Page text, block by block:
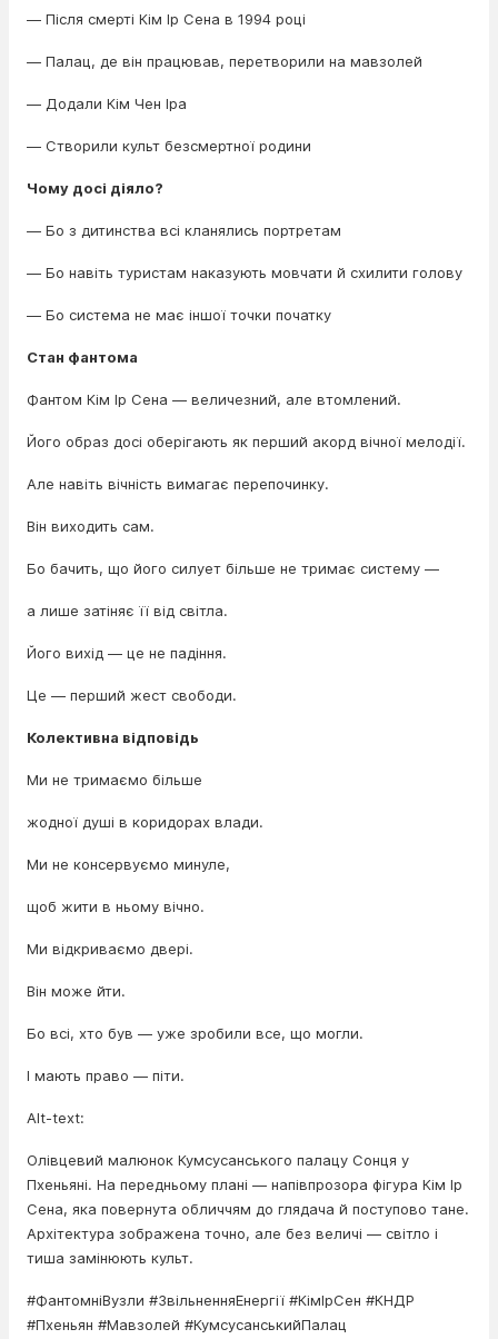
— Після смерті Кім Ір Сена в 1994 році
— Палац, де він працював, перетворили на мавзолей
— Додали Кім Чен Іра
— Створили культ безсмертної родини
Чому досі діяло?
— Бо з дитинства всі кланялись портретам
— Бо навіть туристам наказують мовчати й схилити голову
— Бо система не має іншої точки початку
Стан фантома
Фантом Кім Ір Сена — величезний, але втомлений.
Його образ досі оберігають як перший акорд вічної мелодії.
Але навіть вічність вимагає перепочинку.
Він виходить сам.
Бо бачить, що його силует більше не тримає систему —
а лише затіняє її від світла.
Його вихід — це не падіння.
Це — перший жест свободи.
Колективна відповідь
Ми не тримаємо більше
жодної душі в коридорах влади.
Ми не консервуємо минуле,
щоб жити в ньому вічно.
Ми відкриваємо двері.
Він може йти.
Бо всі, хто був — уже зробили все, що могли.
І мають право — піти.
Alt-text:
Олівцевий малюнок Кумсусанського палацу Сонця у
Пхеньяні. На передньому плані — напівпрозора фігура Кім Ір
Сена, яка повернута обличчям до глядача й поступово тане.
Архітектура зображена точно, але без величі — світло і
тиша замінюють культ.
#ФантомніВузли #ЗвільненняЕнергії #КімІрСен #КНДР
#Пхеньян #Мавзолей #КумсусанськийПалац